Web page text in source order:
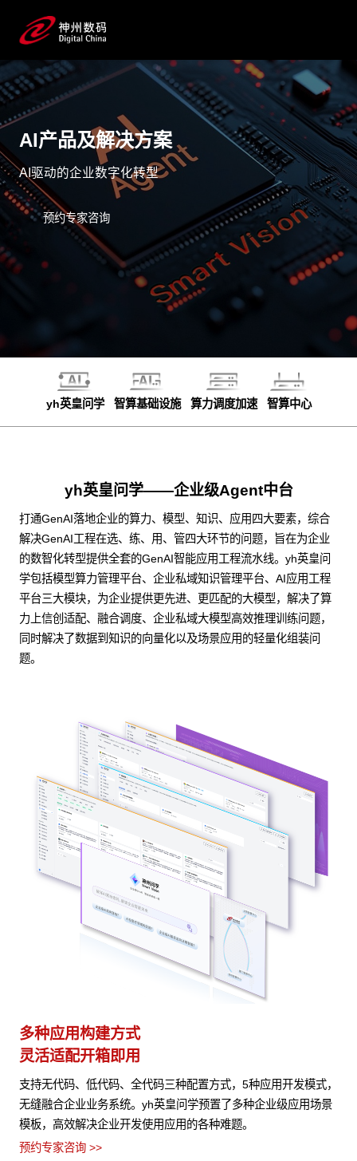
AI产品及解决方案
AI驱动的企业数字化转型
预约专家咨询
yh英皇问学 智算基础设施 算力调度加速 智算中心
yh英皇问学——企业级Agent中台
打通GenAI落地企业的算力、模型、知识、应用四大要素，综合
解决GenAI工程在选、练、用、管四大环节的问题，旨在为企业
的数智化转型提供全套的GenAI智能应用工程流水线。yh英皇问
学包括模型算力管理平台、企业私域知识管理平台、AI应用工程
平台三大模块，为企业提供更先进、更匹配的大模型，解决了算
力上信创适配、融合调度、企业私域大模型高效推理训练问题，
同时解决了数据到知识的向量化以及场景应用的轻量化组装问
题。
多种应用构建方式
灵活适配开箱即用
支持无代码、低代码、全代码三种配置方式，5种应用开发模式，
无缝融合企业业务系统。yh英皇问学预置了多种企业级应用场景
模板，高效解决企业开发使用应用的各种难题。
预约专家咨询 >>